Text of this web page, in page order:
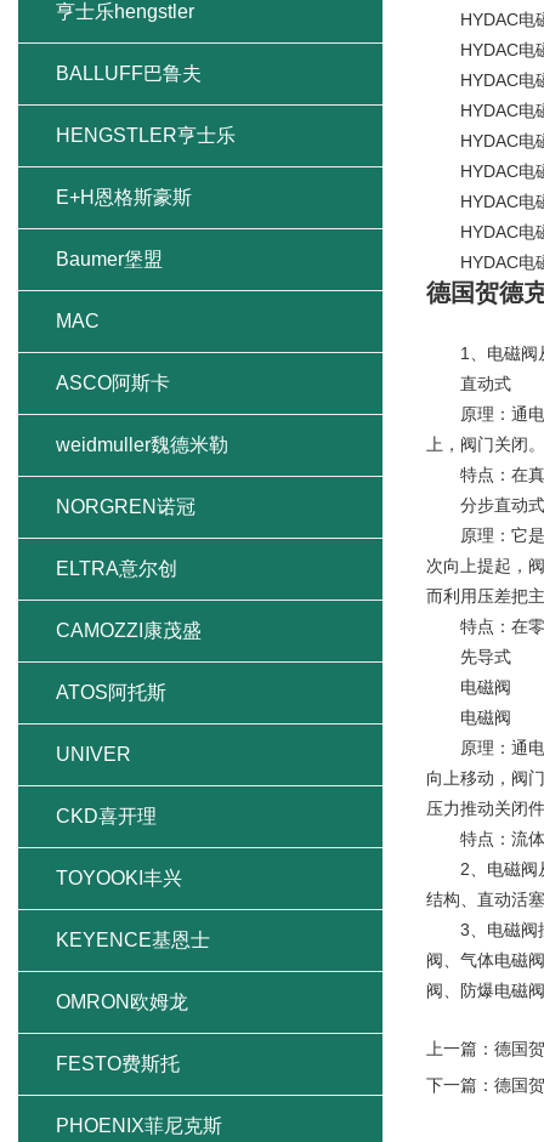
HYDAC电磁
HYDAC电磁
HYDAC电磁
HYDAC电磁
HYDAC电磁
HYDAC电磁
HYDAC电磁
HYDAC电磁
HYDAC电磁
德国贺德
1、电磁阀
直动式
原理：通电
上，阀门关闭。
特点：在真
分步直动式
原理：它是
次向上提起，
而利用压差把
特点：在零
先导式
电磁阀
电磁阀
原理：通电
向上移动，阀
压力推动关闭
特点：流体
2、电磁阀从
结构、直动活
3、电磁阀按
阀、气体电磁
阀、防爆电磁
上一篇： 德国
下一篇： 德国
亨士乐hengstler
BALLUFF巴鲁夫
HENGSTLER亨士乐
E+H恩格斯豪斯
Baumer堡盟
MAC
ASCO阿斯卡
weidmuller魏德米勒
NORGREN诺冠
ELTRA意尔创
CAMOZZI康茂盛
ATOS阿托斯
UNIVER
CKD喜开理
TOYOOKI丰兴
KEYENCE基恩士
OMRON欧姆龙
FESTO费斯托
PHOENIX菲尼克斯